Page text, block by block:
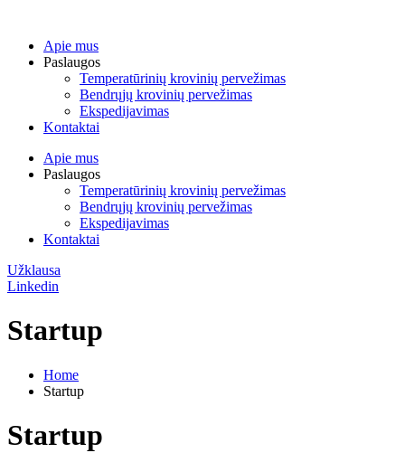
Apie mus
Paslaugos
Temperatūrinių krovinių pervežimas
Bendrųjų krovinių pervežimas
Ekspedijavimas
Kontaktai
Apie mus
Paslaugos
Temperatūrinių krovinių pervežimas
Bendrųjų krovinių pervežimas
Ekspedijavimas
Kontaktai
Užklausa
Linkedin
Startup
Home
Startup
Startup